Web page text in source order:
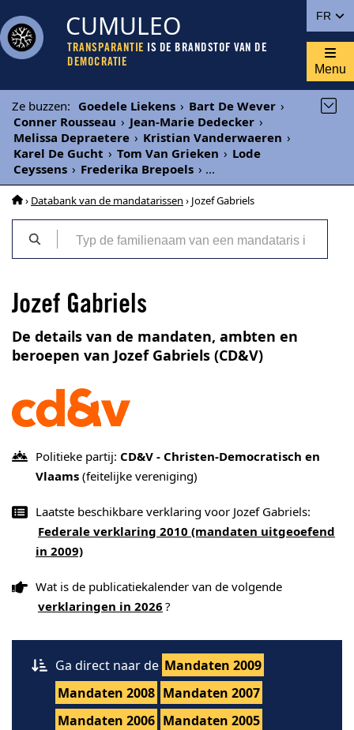
FR
CUMULEO
TRANSPARANTIE IS DE BRANDSTOF VAN DE
DEMOCRATIE
Menu
Ze buzzen: Goedele Liekens › Bart De Wever ›
Conner Rousseau › Jean-Marie Dedecker ›
Melissa Depraetere › Kristian Vanderwaeren ›
Karel De Gucht › Tom Van Grieken › Lode
Ceyssens › Frederika Brepoels › ...
› Databank van de mandatarissen › Jozef Gabriels
Jozef Gabriels
De details van de mandaten, ambten en
beroepen van Jozef Gabriels (CD&V)
Politieke partij: CD&V - Christen-Democratisch en
Vlaams (feitelijke vereniging)
Laatste beschikbare verklaring voor Jozef Gabriels:
Federale verklaring 2010 (mandaten uitgeoefend
in 2009)
Wat is de publicatiekalender van de volgende
verklaringen in 2026 ?
Ga direct naar de Mandaten 2009
Mandaten 2008 Mandaten 2007
Mandaten 2006 Mandaten 2005